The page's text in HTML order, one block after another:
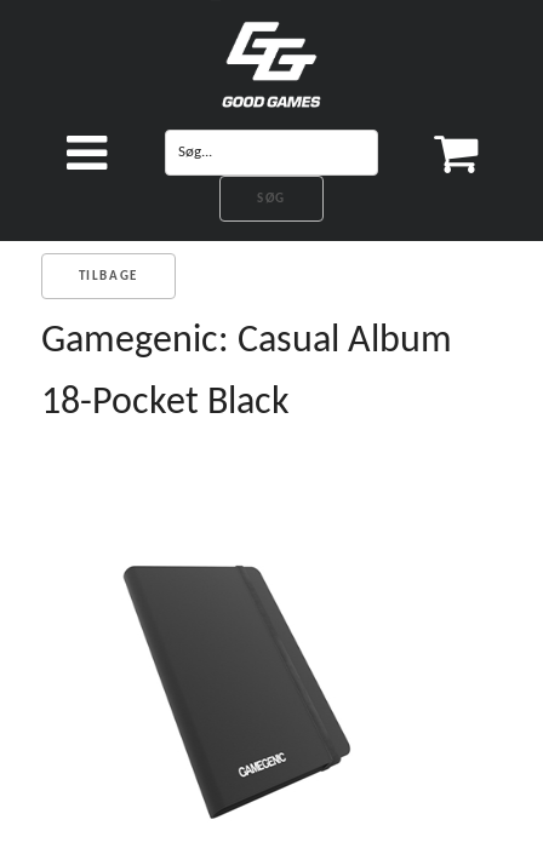
TILBAGE
Gamegenic: Casual Album
18-Pocket Black